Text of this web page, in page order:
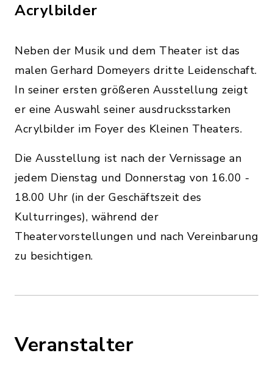
Acrylbilder
Neben der Musik und dem Theater ist das
malen Gerhard Domeyers dritte Leidenschaft.
In seiner ersten größeren Ausstellung zeigt
er eine Auswahl seiner ausdrucksstarken
Acrylbilder im Foyer des Kleinen Theaters.
Die Ausstellung ist nach der Vernissage an
jedem Dienstag und Donnerstag von 16.00 -
18.00 Uhr (in der Geschäftszeit des
Kulturringes), während der
Theatervorstellungen und nach Vereinbarung
zu besichtigen.
Veranstalter